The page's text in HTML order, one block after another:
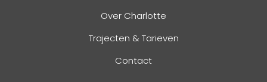
Over Charlotte
Trajecten & Tarieven
Contact